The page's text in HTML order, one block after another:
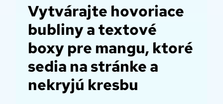
Vytvárajte hovoriace
bubliny a textové
boxy pre mangu, ktoré
sedia na stránke a
nekryjú kresbu